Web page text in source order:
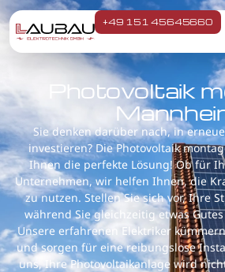
+49 151 45645660
Photovoltaik
Sie denken darüber nach, in
investieren? Die Photovoltaik
Ihnen die perfekte Lösung! Ob für
Unternehmen, wir helfen Ihnen, die
zu nutzen. Stellen Sie sich vor, Ihre
während Sie gleichzeitig etwas
Unsere erfahrenen Elektriker
und sorgen für eine reibungslose
uns, Ihre Photovoltaikanlage wird